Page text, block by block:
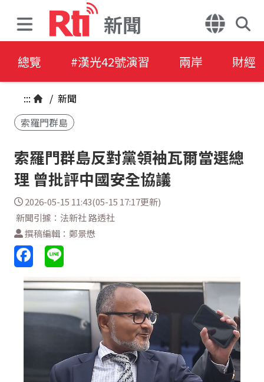
新聞
總覽 #漢光42號演習 兩岸 財經
::: / 新聞
索羅門群島
索羅門群島反對黨領袖瓦爾當選總
理 曾批評中國安全協議
2026-05-15 11:43(05-15 17:17更新)
新聞引據：法新社 路透社
撰稿編輯：鄭景懋